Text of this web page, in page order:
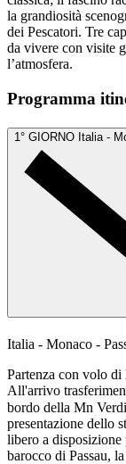
la grandiosità
dei Pescatori. Tre
da vivere con visite
l’atmosfera.
Programma
1° GIORNO Italia -
Italia - Monaco -
Partenza con volo
All'arrivo
bordo della Mn
presentazione dello
libero a disposizione
barocco di Passau,